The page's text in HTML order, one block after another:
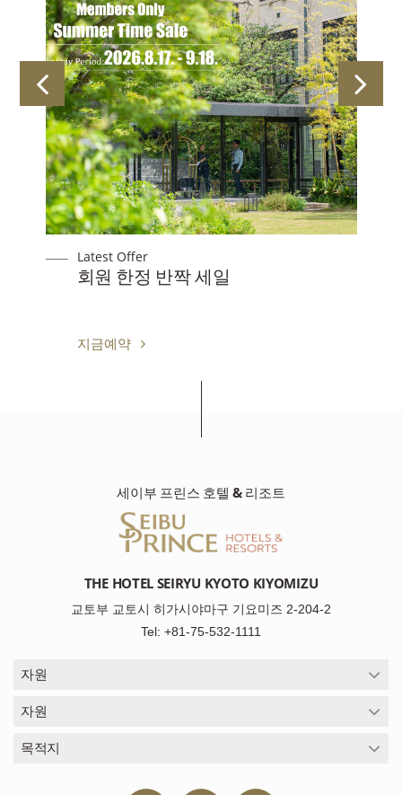
Latest Offer
【회원 전용】생일 특별 혜택
지금예약
세이부 프린스 호텔 & 리조트
THE HOTEL SEIRYU KYOTO KIYOMIZU
교토부 교토시 히가시야마구 기요미즈 2-204-2
Tel: +81-75-532-1111
자원
자원
목적지